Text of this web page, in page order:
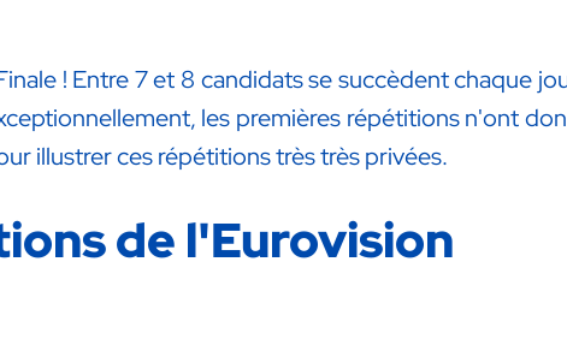
! Entre 7 et 8 candidats se succèdent chaque
les premières répétitions n'ont
illustrer ces répétitions très très privées.
de l'Eurovision